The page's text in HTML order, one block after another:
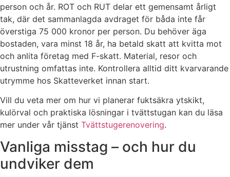
person och år. ROT och RUT delar ett gemensamt årligt
tak, där det sammanlagda avdraget för båda inte får
överstiga 75 000 kronor per person. Du behöver äga
bostaden, vara minst 18 år, ha betald skatt att kvitta mot
och anlita företag med F-skatt. Material, resor och
utrustning omfattas inte. Kontrollera alltid ditt kvarvarande
utrymme hos Skatteverket innan start.
Vill du veta mer om hur vi planerar fuktsäkra ytskikt,
kulörval och praktiska lösningar i tvättstugan kan du läsa
mer under vår tjänst Tvättstugerenovering.
Vanliga misstag – och hur du
undviker dem